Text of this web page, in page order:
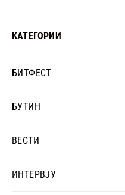
КАТЕГОРИИ
БИТФЕСТ
БУТИН
ВЕСТИ
ИНТЕРВЈУ